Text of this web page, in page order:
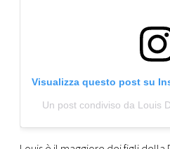
Visualizza questo post su
Un post condiviso da Louis